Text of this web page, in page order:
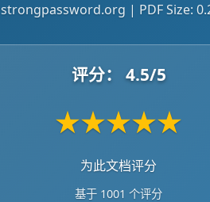
strongpassword.org | PDF Size:
评分： 4.5/5
★★★★★
为此文档评分
基于 1001 个评分